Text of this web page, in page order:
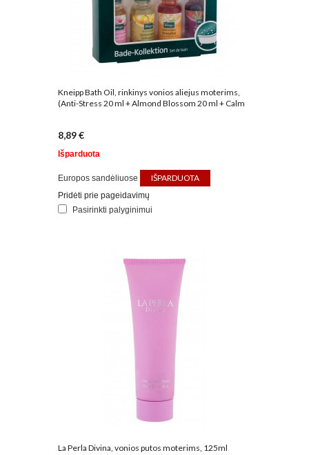
Kneipp Bath Oil, rinkinys vonios aliejus moterims,
(Anti-Stress 20 ml + Almond Blossom 20 ml + Calm
8,89 €
Išparduota
Europos sandėliuose IŠPARDUOTA
Pridėti prie pageidavimų
Pasirinkti palyginimui
La Perla Divina, vonios putos moterims, 125ml